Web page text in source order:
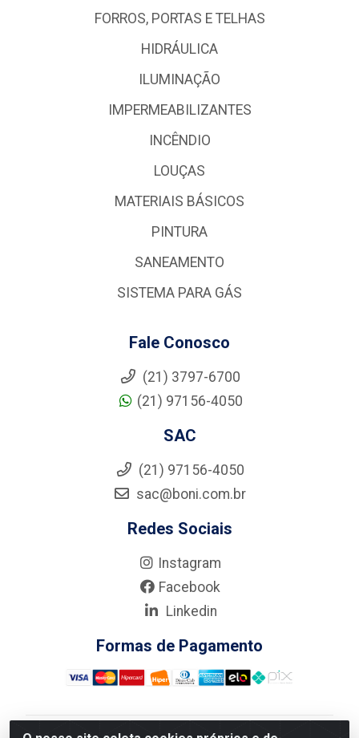
FORROS, PORTAS E TELHAS
HIDRÁULICA
ILUMINAÇÃO
IMPERMEABILIZANTES
INCÊNDIO
LOUÇAS
MATERIAIS BÁSICOS
PINTURA
SANEAMENTO
SISTEMA PARA GÁS
Fale Conosco
(21) 3797-6700
(21) 97156-4050
SAC
(21) 97156-4050
sac@boni.com.br
Redes Sociais
Instagram
Facebook
Linkedin
Formas de Pagamento